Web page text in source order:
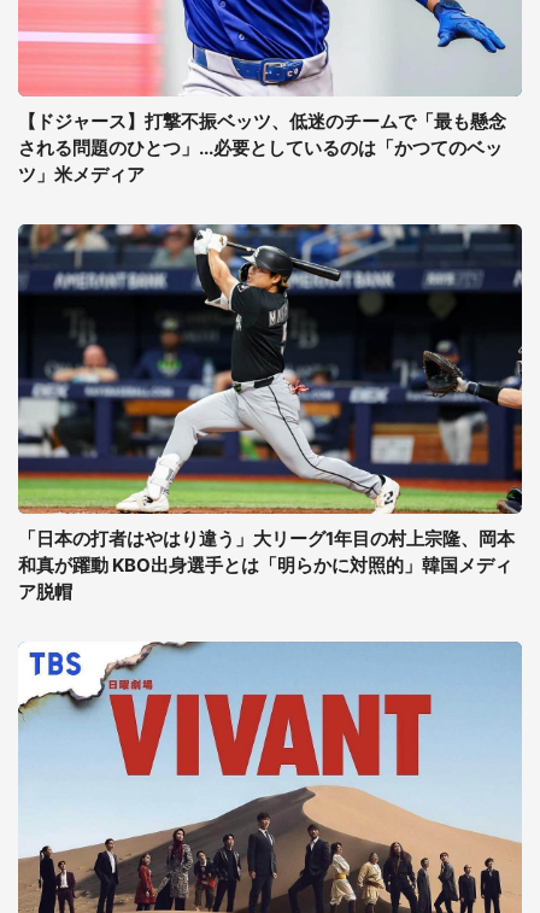
【ドジャース】打撃不振ベッツ、低迷のチームで「最も懸念
される問題のひとつ」...必要としているのは「かつてのベッ
ツ」米メディア
「日本の打者はやはり違う」大リーグ1年目の村上宗隆、岡本
和真が躍動 KBO出身選手とは「明らかに対照的」韓国メディ
ア脱帽